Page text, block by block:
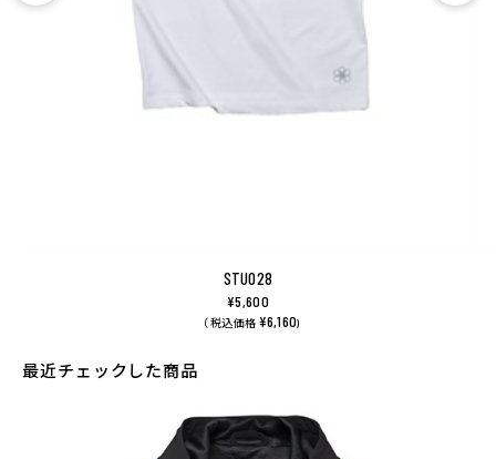
STU028
¥5,600
（ 税込価格 ¥6,160)
最近チェックした商品